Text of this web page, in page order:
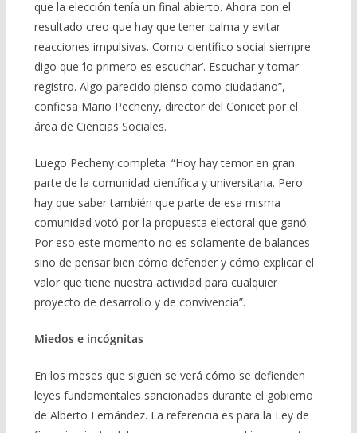
que la elección tenía un final abierto. Ahora con el
resultado creo que hay que tener calma y evitar
reacciones impulsivas. Como científico social siempre
digo que ‘lo primero es escuchar’. Escuchar y tomar
registro. Algo parecido pienso como ciudadano”,
confiesa Mario Pecheny, director del Conicet por el
área de Ciencias Sociales.
Luego Pecheny completa: “Hoy hay temor en gran
parte de la comunidad científica y universitaria. Pero
hay que saber también que parte de esa misma
comunidad votó por la propuesta electoral que ganó.
Por eso este momento no es solamente de balances
sino de pensar bien cómo defender y cómo explicar el
valor que tiene nuestra actividad para cualquier
proyecto de desarrollo y de convivencia”.
Miedos e incógnitas
En los meses que siguen se verá cómo se defienden
leyes fundamentales sancionadas durante el gobierno
de Alberto Fernández. La referencia es para la Ley de